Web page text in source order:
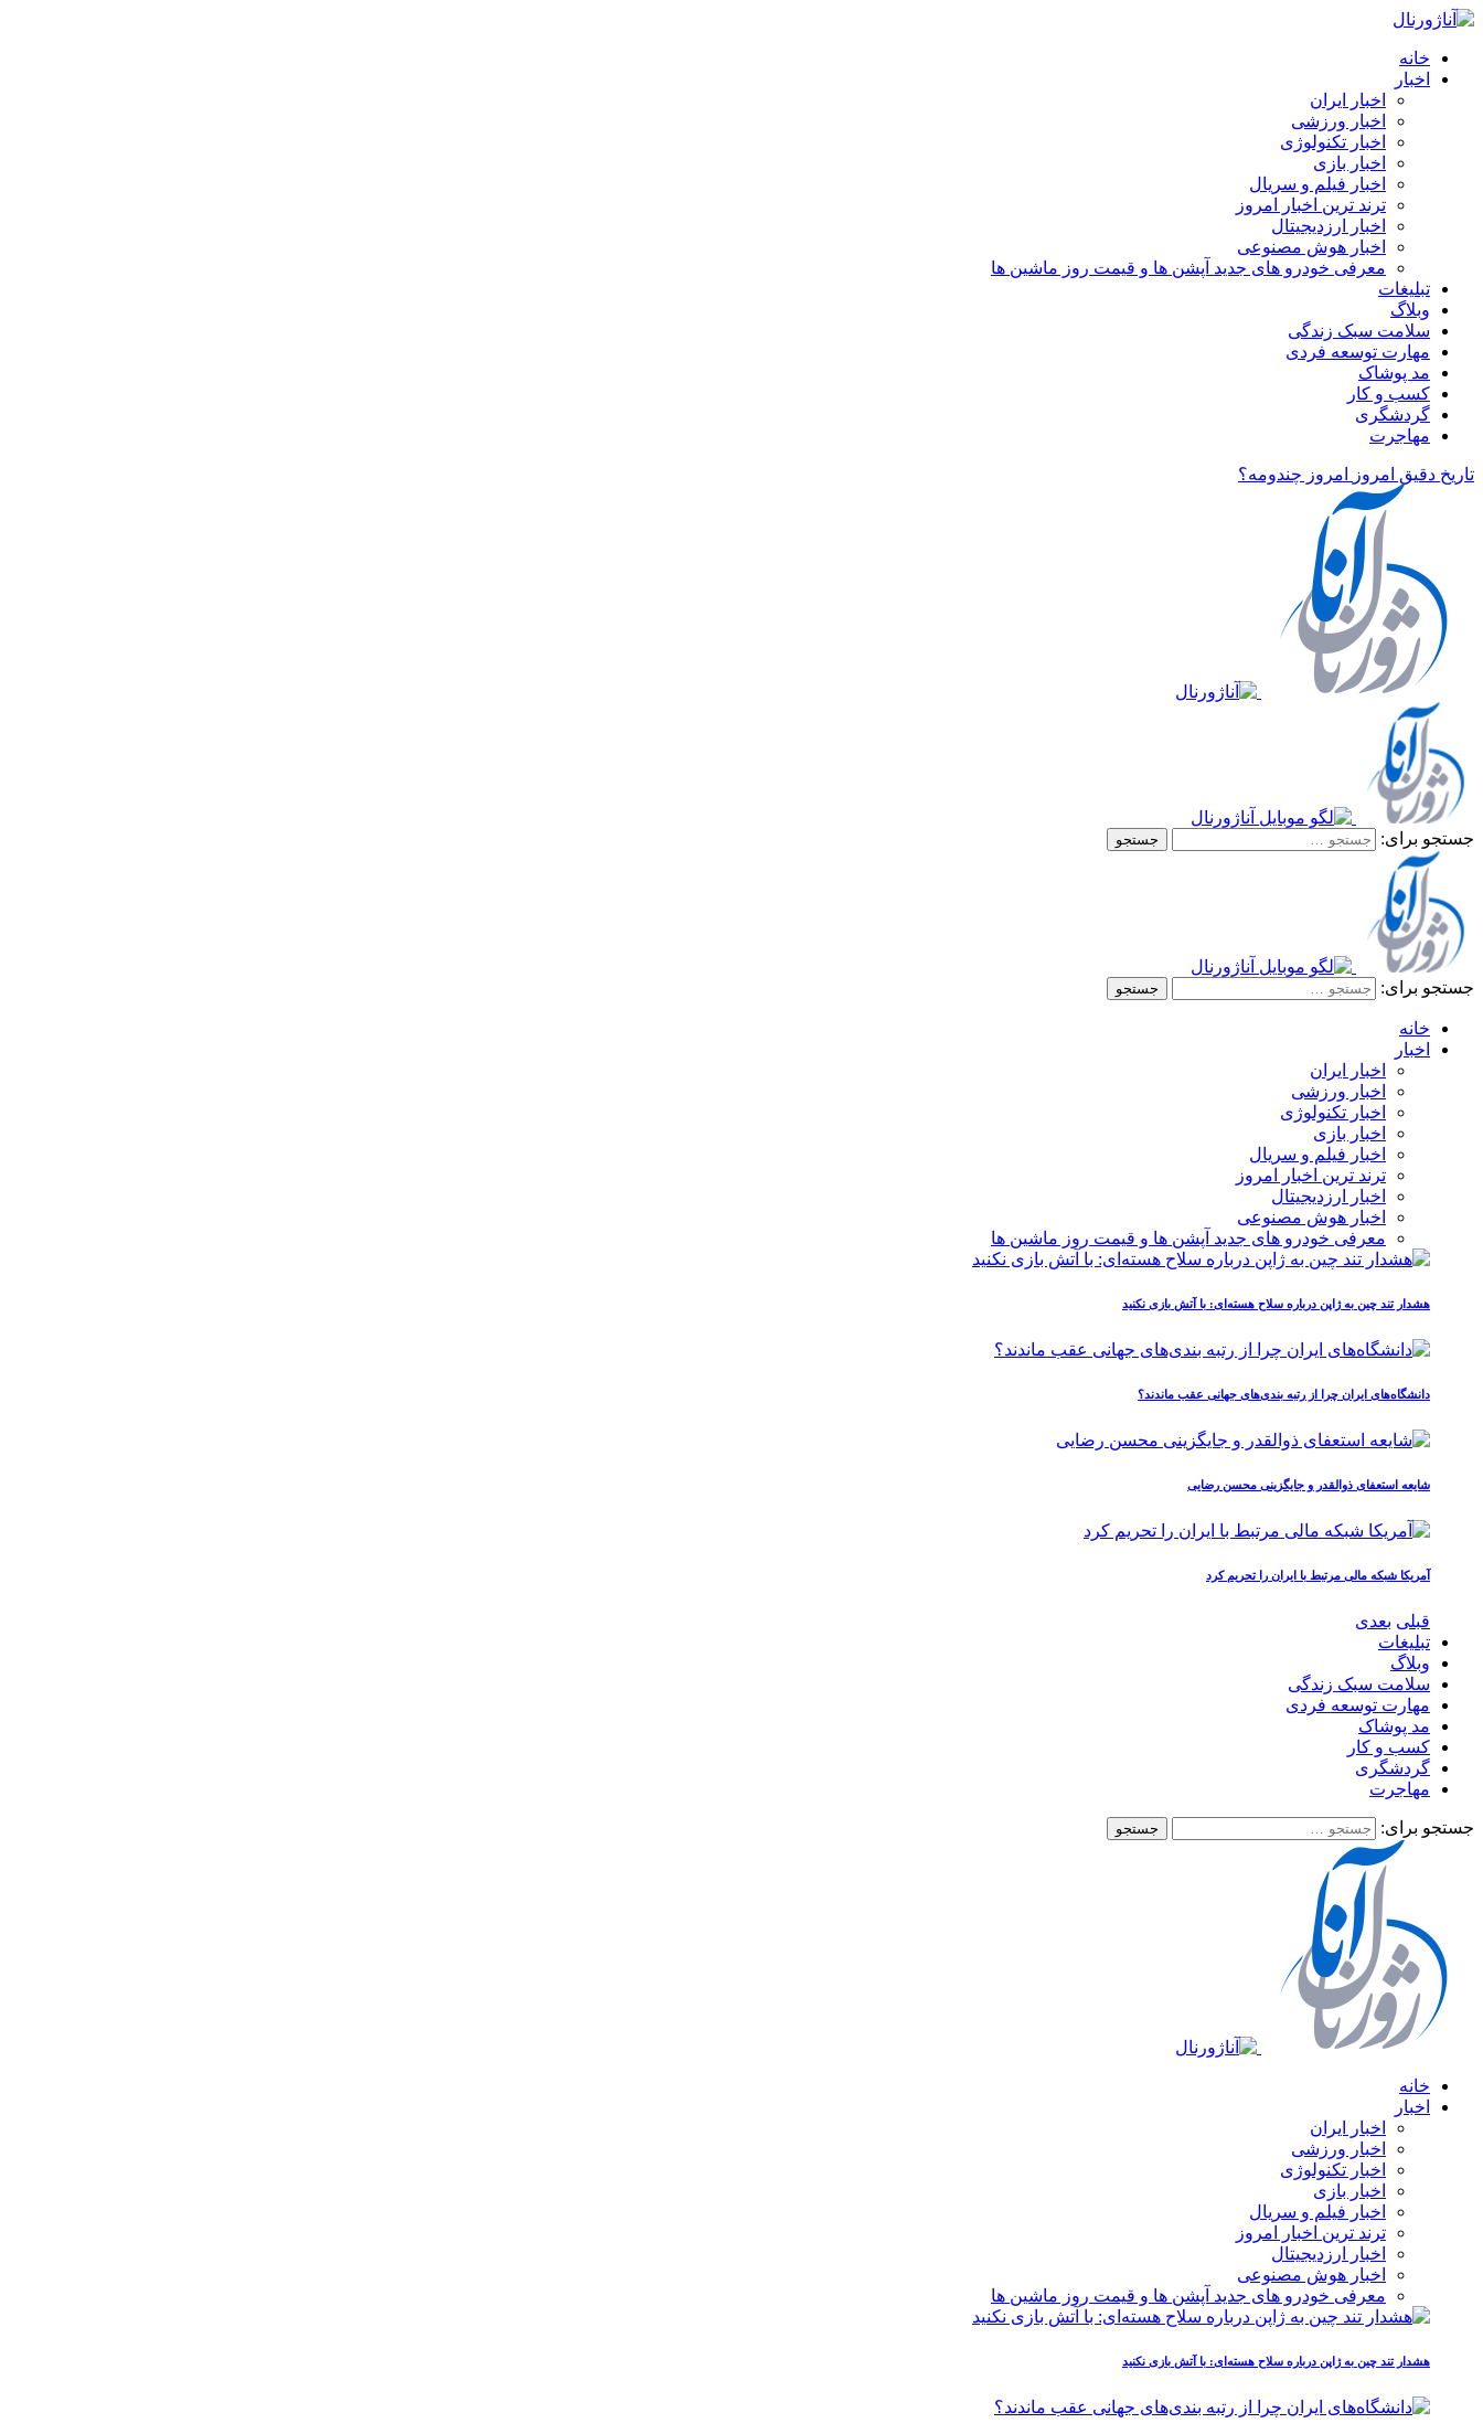
خانه
اخبار
اخبار ایران
اخبار ورزشی
اخبار تکنولوژی
اخبار بازی
اخبار فیلم و سریال
ترند ترین اخبار امروز
اخبار ارزدیجیتال
اخبار هوش مصنوعی
معرفی خودرو های جدید آپشن‌ ها و قیمت روز ماشین‌ ها
تبلیغات
وبلاگ
سلامت سبک زندگی
مهارت توسعه فردی
مد پوشاک
کسب و کار
گردشگری
مهاجرت
تاریخ دقیق امروز امروز چندومه؟
جستجو برای:
جستجو برای:
خانه
اخبار
اخبار ایران
اخبار ورزشی
اخبار تکنولوژی
اخبار بازی
اخبار فیلم و سریال
ترند ترین اخبار امروز
اخبار ارزدیجیتال
اخبار هوش مصنوعی
معرفی خودرو های جدید آپشن‌ ها و قیمت روز ماشین‌ ها
هشدار تند چین به ژاپن درباره سلاح هسته‌ای: با آتش بازی نکنید
دانشگاه‌های ایران چرا از رتبه‌ بندی‌های جهانی عقب ماندند؟
شایعه استعفای ذوالقدر و جایگزینی محسن رضایی
آمریکا شبکه مالی مرتبط با ایران را تحریم کرد
قبلی بعدی
تبلیغات
وبلاگ
سلامت سبک زندگی
مهارت توسعه فردی
مد پوشاک
کسب و کار
گردشگری
مهاجرت
جستجو برای:
خانه
اخبار
اخبار ایران
اخبار ورزشی
اخبار تکنولوژی
اخبار بازی
اخبار فیلم و سریال
ترند ترین اخبار امروز
اخبار ارزدیجیتال
اخبار هوش مصنوعی
معرفی خودرو های جدید آپشن‌ ها و قیمت روز ماشین‌ ها
هشدار تند چین به ژاپن درباره سلاح هسته‌ای: با آتش بازی نکنید